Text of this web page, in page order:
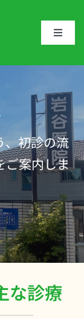
Toggle
、初診の流
ご案内しま
な診療